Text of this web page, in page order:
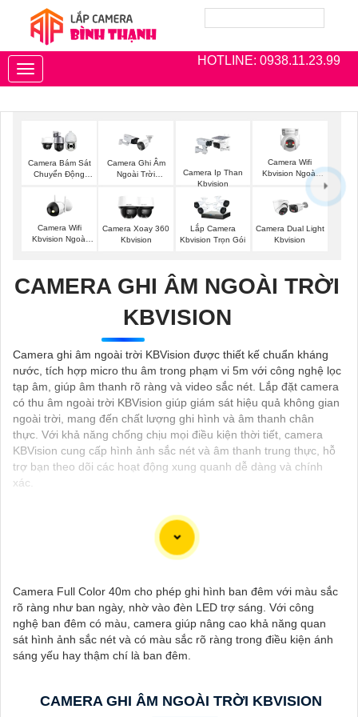
HOTLINE: 0938.11.23.99
Toggle
navigation
Camera Bám Sát
Chuyển Động
Camera Ghi Âm
Ngoài Trời
Camera Ip Than
Kbvision
Camera Wifi
Kbvision Ngoài
Trời 360
Camera Wifi
Kbvision Ngoài
Camera Xoay 360
Kbvision
Lắp Camera
Kbvision Trọn Gói
Camera Dual Light
Kbvision
CAMERA GHI ÂM NGOÀI TRỜI
KBVISION
Camera ghi âm ngoài trời KBVision được thiết kế chuẩn kháng
nước, tích hợp micro thu âm trong phạm vi 5m với công nghệ lọc
tạp âm, giúp âm thanh rõ ràng và video sắc nét. Lắp đặt camera
có thu âm ngoài trời KBVision giúp giám sát hiệu quả không gian
ngoài trời, mang đến chất lượng ghi hình và âm thanh chân
thực. Với khả năng chống chịu mọi điều kiện thời tiết, camera
KBVision cung cấp hình ảnh sắc nét và âm thanh trung thực, hỗ
trợ bạn theo dõi các hoạt động xung quanh dễ dàng và chính
xác.
Chắc chắn! Dưới đây là một số tư vấn và giới thiệu về Camera
1:**Camera IP Wifi Ezviz C6CN**: - Camera IP PTZ xoay 360
độ, góc quay rộng. - Độ phân giải Full HD 1080p. - Hỗ trợ kết nối
không dây WiFi. - Tích hợp công nghệ hồng ngoại thông minh. -
Phù hợp để theo dõi khoảng cách xa.
📽2: **Camera Hikvision DS-2CD1021-I**: - Camera IP công
(1920x1080). - Hỗ trợ chống ngược sáng kỹ thuật số. - Thiết kế
vỏ nhựa chống va đập. - Hồng ngoại ban đêm khoảng cách lên
Camera Full Color 40m cho phép ghi hình ban đêm với màu sắc
rõ ràng như ban ngày, nhờ vào đèn LED trợ sáng. Với công
nghệ ban đêm có màu, camera giúp nâng cao khả năng quan
sát hình ảnh sắc nét và có màu sắc rõ ràng trong điều kiện ánh
sáng yếu hay thậm chí là ban đêm.
CAMERA GHI ÂM NGOÀI TRỜI KBVISION